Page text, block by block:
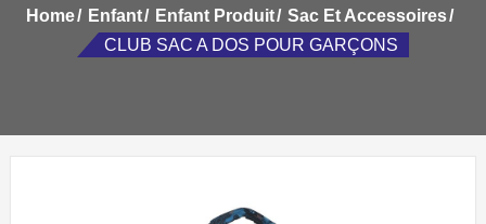
Home Enfant Enfant Produit
Sac Et Accessoires
CLUB SAC A DOS POUR GARÇONS